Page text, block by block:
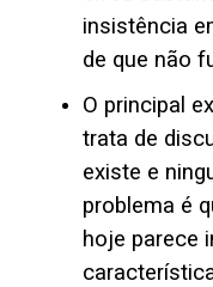
insistência
de que não
O principal
trata de
existe e
problema é
hoje parece